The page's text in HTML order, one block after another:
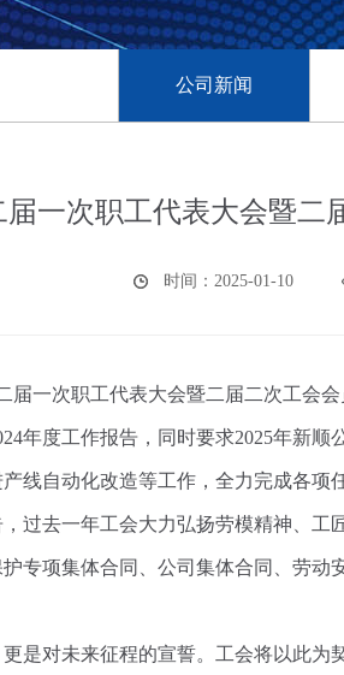
公司新闻
届一次职工代表大会暨二
时间：2025-01-10
届一次职工代表大会暨二届二次工会
年度工作报告，同时要求2025年新顺
线自动化改造等工作，全力完成各项
过去一年工会大力弘扬劳模精神、工
专项集体合同、公司集体合同、劳动
是对未来征程的宣誓。工会将以此